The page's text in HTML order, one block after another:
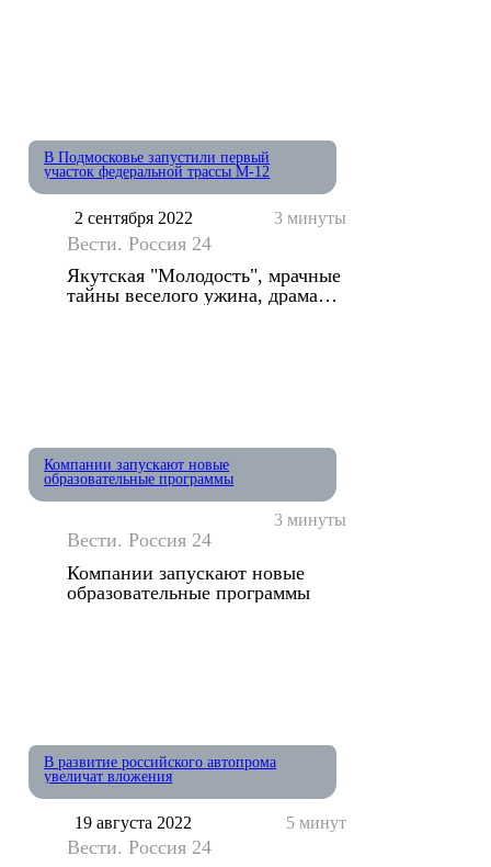
В Подмосковье запустили первый
участок федеральной трассы М-12
2 сентября 2022 3 минуты
Вести. Россия 24
Якутская "Молодость", мрачные
тайны веселого ужина, драма
Компании запускают новые
образовательные программы
3 минуты
Вести. Россия 24
Компании запускают новые
образовательные программы
В развитие российского автопрома
увеличат вложения
19 августа 2022 5 минут
Вести. Россия 24